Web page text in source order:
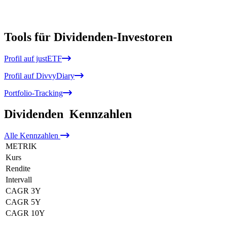
Tools für Dividenden-Investoren
Profil auf justETF
Profil auf DivvyDiary
Portfolio-Tracking
Dividenden Kennzahlen
Alle Kennzahlen
METRIK
Kurs
Rendite
Intervall
CAGR 3Y
CAGR 5Y
CAGR 10Y